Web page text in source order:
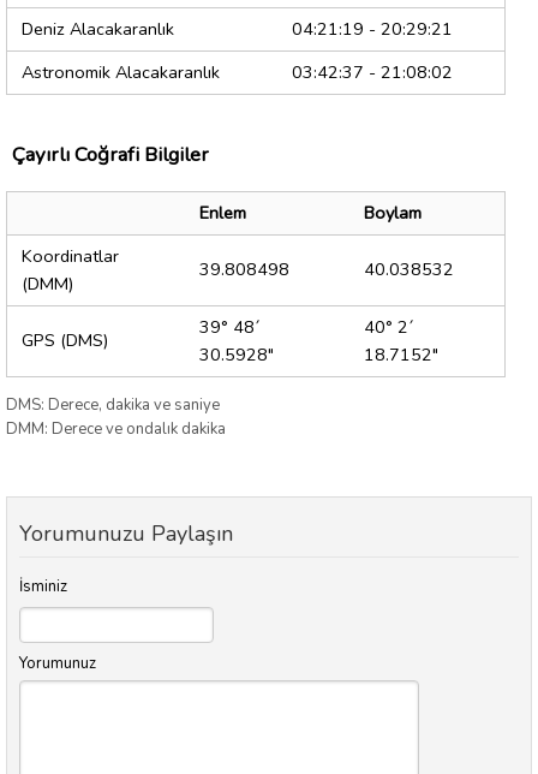
Deniz Alacakaranlık
04:21:19 - 20:29:21
Astronomik Alacakaranlık
03:42:37 - 21:08:02
Çayırlı Coğrafi Bilgiler
Enlem
Boylam
Koordinatlar
(DMM)
39.808498 40.038532
GPS (DMS)
39° 48´
30.5928"
40° 2´
18.7152"
DMS: Derece, dakika ve saniye
DMM: Derece ve ondalık dakika
Yorumunuzu Paylaşın
İsminiz
Yorumunuz